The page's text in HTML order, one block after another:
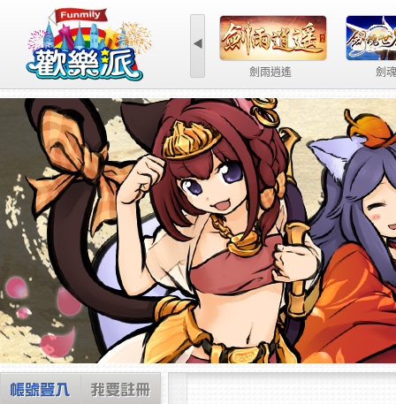
◀
第三世紀